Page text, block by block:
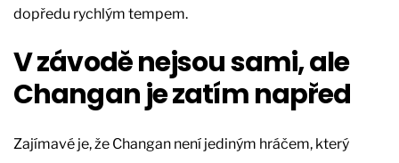
dopředu rychlým tempem.
V závodě nejsou sami, ale
Changan je zatím napřed
Zajímavé je, že Changan není jediným hráčem, který